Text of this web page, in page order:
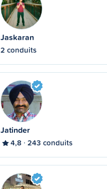
Jaskaran
2 conduits
Jatinder
4,8 243 conduits